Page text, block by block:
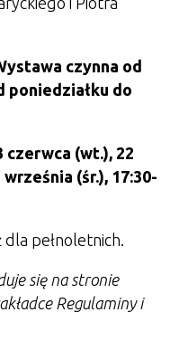
czynna od
poniedziałku do
(wt.), 22
(śr.), 17:30-
dla pełnoletnich.
się na stronie
Regulaminy i